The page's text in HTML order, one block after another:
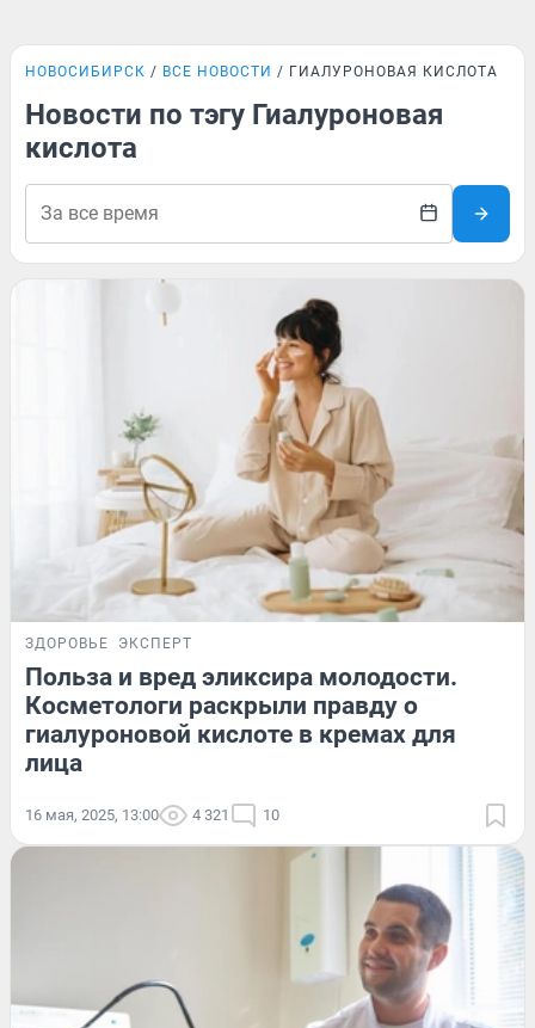
НОВОСИБИРСК ВСЕ НОВОСТИ ГИАЛУРОНОВАЯ КИСЛОТА
Новости по тэгу Гиалуроновая
кислота
ЗДОРОВЬЕ ЭКСПЕРТ
Польза и вред эликсира молодости.
Косметологи раскрыли правду о
гиалуроновой кислоте в кремах для
лица
16 мая, 2025, 13:00 4 321 10